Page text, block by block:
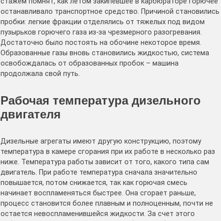
останавливало транспортное средство. Причиной становились
пробки: легкие фракции отделялись от тяжелых под видом
пузырьков горючего газа из-за чрезмерного разогревания.
Достаточно было постоять на обочине некоторое время.
Образованные газы вновь становились жидкостью, система
освобождалась от образованных пробок – машина
продолжала свой путь.
Рабочая температура дизельного
двигателя
Дизельные агрегаты имеют другую конструкцию, поэтому
температура в камере сгорания при их работе в несколько раз
ниже. Температура работы зависит от того, какого типа сам
двигатель. При работе температура сначала значительно
повышается, потом снижается, так как горючая смесь
начинает воспламеняться быстрее. Она сгорает раньше,
процесс становится более плавным и полноценным, почти не
остается невоспламенившейся жидкости. За счет этого